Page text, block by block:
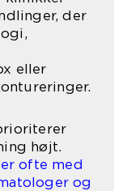
der
eller
højt.
ofte med
og